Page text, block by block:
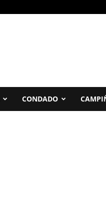
CONDADO